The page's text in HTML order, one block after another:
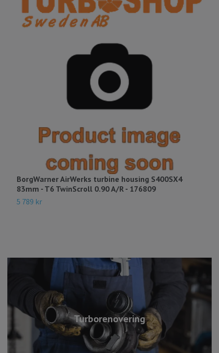
Turborenovering
BorgWarner AirWerks turbine housing S400SX4
83mm - T6 TwinScroll 0.90 A/R - 176809
5 789 kr